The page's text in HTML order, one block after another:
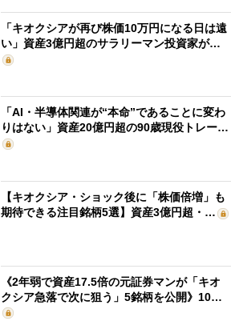
「キオクシアが再び株価10万円になる日は遠
い」資産3億円超のサラリーマン投資家が…
「AI・半導体関連が“本命”であることに変わ
りはない」資産20億円超の90歳現役トレー…
【キオクシア・ショック後に「株価倍増」も
期待できる注目銘柄5選】資産3億円超・…
《2年弱で資産17.5倍の元証券マンが「キオ
クシア急落で次に狙う」5銘柄を公開》10…